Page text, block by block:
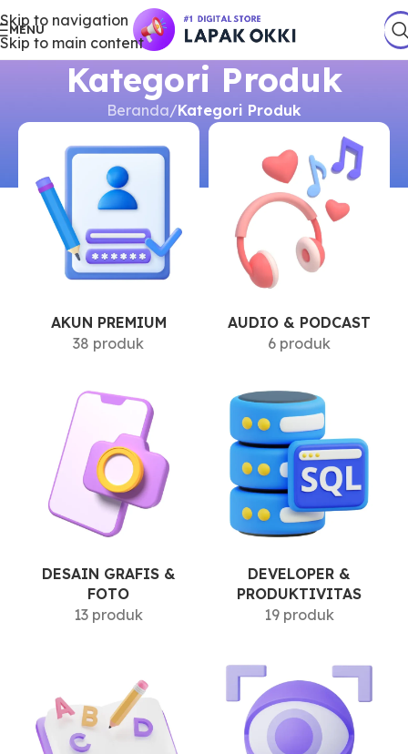
Skip to navigation
Skip to main content
MENU
Kategori Produk
Beranda/Kategori Produk
AKUN PREMIUM
38 produk
AUDIO & PODCAST
6 produk
DESAIN GRAFIS &
FOTO
13 produk
DEVELOPER &
PRODUKTIVITAS
19 produk